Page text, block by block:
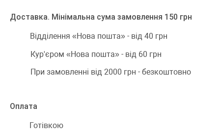
Доставка. Мінімальна сума замовлення 150 грн
Відділення «Нова пошта» - від 40 грн
Кур'єром «Нова пошта» - від 60 грн
При замовленні від 2000 грн - безкоштовно
Оплата
Готівкою